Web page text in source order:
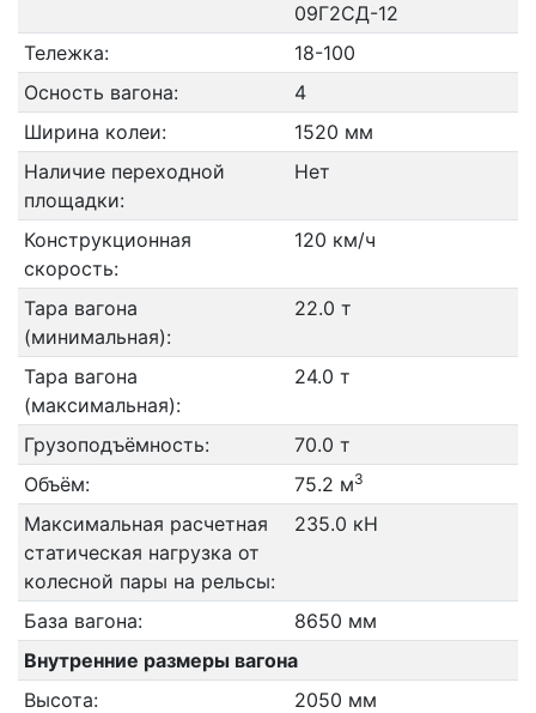
09Г2СД-12
Тележка:
18-100
Осность вагона:
4
Ширина колеи:
1520 мм
Наличие переходной
площадки:
Нет
Конструкционная
скорость:
120 км/ч
Тара вагона
(минимальная):
22.0 т
Тара вагона
(максимальная):
24.0 т
Грузоподъёмность:
70.0 т
Объём:
75.2 м3
Максимальная расчетная
статическая нагрузка от
колесной пары на рельсы:
235.0 кН
База вагона:
8650 мм
Внутренние размеры вагона
Высота:
2050 мм